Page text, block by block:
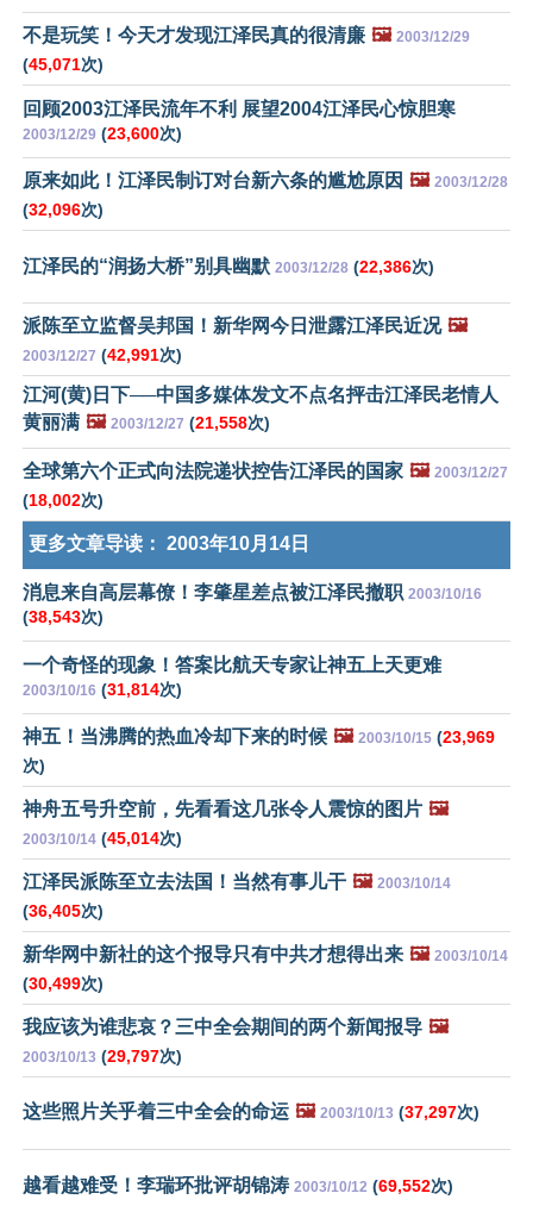
不是玩笑！今天才发现江泽民真的很清廉 🖼️ 2003/12/29
(45,071次)
回顾2003江泽民流年不利 展望2004江泽民心惊胆寒
2003/12/29 (23,600次)
原来如此！江泽民制订对台新六条的尴尬原因 🖼️ 2003/12/28
(32,096次)
江泽民的“润扬大桥”别具幽默 2003/12/28 (22,386次)
派陈至立监督吴邦国！新华网今日泄露江泽民近况 🖼️
2003/12/27 (42,991次)
江河(黄)日下──中国多媒体发文不点名抨击江泽民老情人
黄丽满 🖼️ 2003/12/27 (21,558次)
全球第六个正式向法院递状控告江泽民的国家 🖼️ 2003/12/27
(18,002次)
更多文章导读： 2003年10月14日
消息来自高层幕僚！李肇星差点被江泽民撤职 2003/10/16
(38,543次)
一个奇怪的现象！答案比航天专家让神五上天更难
2003/10/16 (31,814次)
神五！当沸腾的热血冷却下来的时候 🖼️ 2003/10/15 (23,969
次)
神舟五号升空前，先看看这几张令人震惊的图片 🖼️
2003/10/14 (45,014次)
江泽民派陈至立去法国！当然有事儿干 🖼️ 2003/10/14
(36,405次)
新华网中新社的这个报导只有中共才想得出来 🖼️ 2003/10/14
(30,499次)
我应该为谁悲哀？三中全会期间的两个新闻报导 🖼️
2003/10/13 (29,797次)
这些照片关乎着三中全会的命运 🖼️ 2003/10/13 (37,297次)
越看越难受！李瑞环批评胡锦涛 2003/10/12 (69,552次)